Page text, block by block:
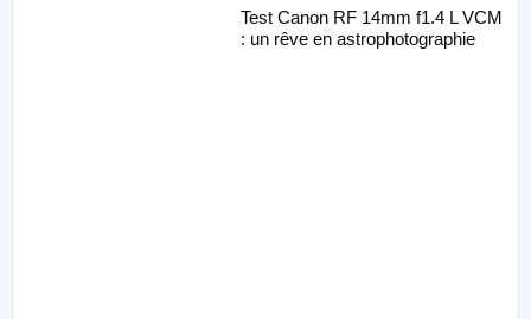
Test Canon RF 14mm f1.4 L VCM
: un rêve en astrophotographie